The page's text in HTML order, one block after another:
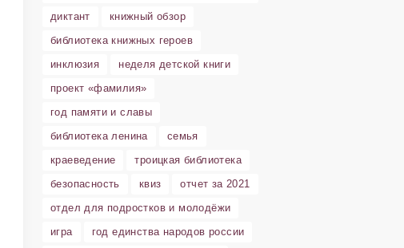
диктант
книжный обзор
библиотека книжных героев
инклюзия
неделя детской книги
проект «фамилия»
год памяти и славы
библиотека ленина
семья
краеведение
троицкая библиотека
безопасность
квиз
отчет за 2021
отдел для подростков и молодёжи
игра
год единства народов россии